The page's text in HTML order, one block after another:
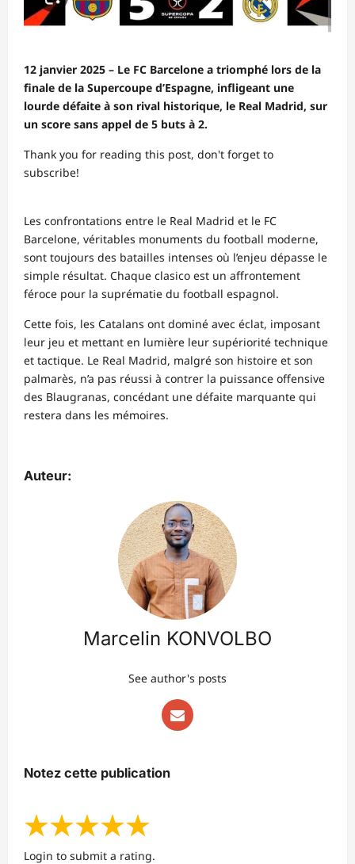
12 janvier 2025 – Le FC Barcelone a triomphé lors de la
finale de la Supercoupe d’Espagne, infligeant une
lourde défaite à son rival historique, le Real Madrid, sur
un score sans appel de 5 buts à 2.
Thank you for reading this post, don't forget to
subscribe!
Les confrontations entre le Real Madrid et le FC
Barcelone, véritables monuments du football moderne,
sont toujours des batailles intenses où l’enjeu dépasse le
simple résultat. Chaque clasico est un affrontement
féroce pour la suprématie du football espagnol.
Cette fois, les Catalans ont dominé avec éclat, imposant
leur jeu et mettant en lumière leur supériorité technique
et tactique. Le Real Madrid, malgré son histoire et son
palmarès, n’a pas réussi à contrer la puissance offensive
des Blaugranas, concédant une défaite marquante qui
restera dans les mémoires.
Auteur:
Marcelin KONVOLBO
See author's posts
Notez cette publication
★★★★★
Login to submit a rating.